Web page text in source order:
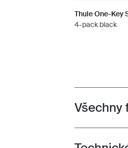
Thule One-Key
4-pack black
Všechny